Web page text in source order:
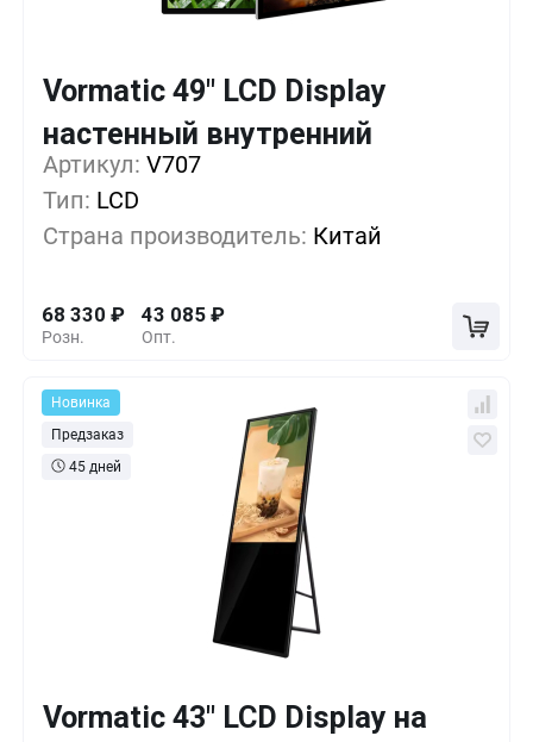
Vormatic 49" LCD Display
настенный внутренний
Артикул: V707
Тип: LCD
Страна производитель: Китай
Розн.
68 330 ₽
Опт.
43 085 ₽
Выгода
1+ 0%
5+
10+ -24%
Новинка
Предзаказ
45 дней
Vormatic 43" LCD Display на